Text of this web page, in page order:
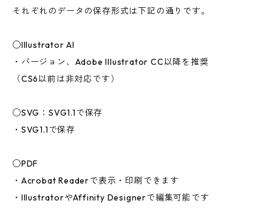
それぞれのデータの保存形式は下記の通りです。
○Illustrator AI
・バージョン、Adobe Illustrator CC以降を推奨
（CS6以前は非対応です）
○SVG：SVG1.1で保存
・SVG1.1で保存
○PDF
・Acrobat Readerで表示・印刷できます
・IllustratorやAffinity Designerで編集可能です